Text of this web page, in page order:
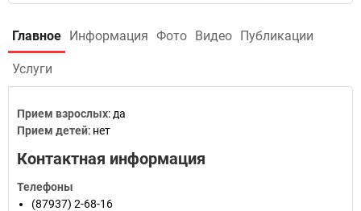
Главное Информация Фото Видео Публикации
Услуги
Прием взрослых: да
Прием детей: нет
Контактная информация
Телефоны
(87937) 2-68-16